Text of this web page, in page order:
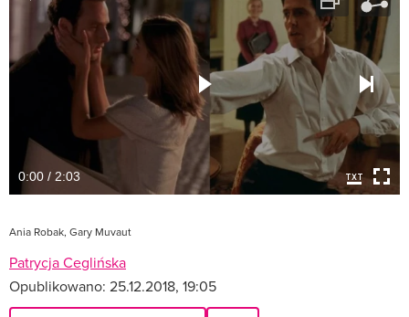
0:00 / 2:03
Ania Robak, Gary Muvaut
Patrycja Ceglińska
Opublikowano: 25.12.2018, 19:05